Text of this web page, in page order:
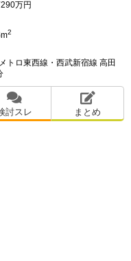
万円
2
トロ東西線・西武新宿線 高田
討スレ まとめ